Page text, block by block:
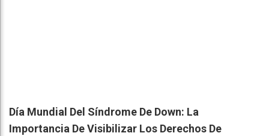
Día Mundial Del Síndrome De Down: La
Importancia De Visibilizar Los Derechos De